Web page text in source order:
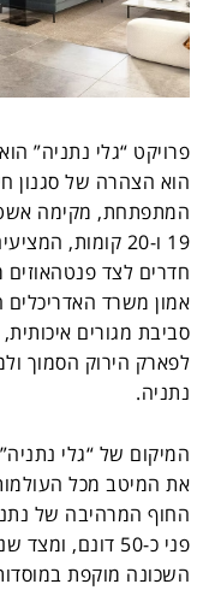
פרויקט “גלי נתניה”
הוא הצהרה של סגנון
המתפתחת, מקימה
חדרים לצד פנטהאוזים
אמון משרד
סביבת מגורים
לפארק הירוק הסמוך
נתניה.
המיקום של “גלי
את המיטב מכל
החוף המרהיבה של
פני כ-50 דונם,
השכונה מוקפת במוסדות